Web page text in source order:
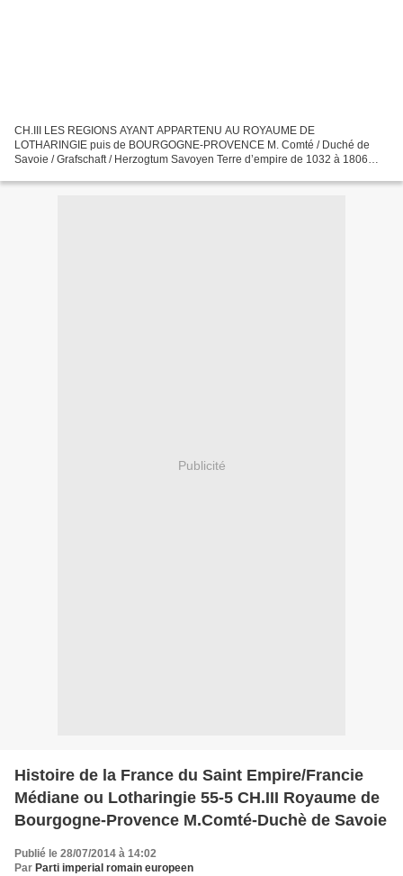
CH.III LES REGIONS AYANT APPARTENU AU ROYAUME DE
LOTHARINGIE puis de BOURGOGNE-PROVENCE M. Comté / Duché de
Savoie / Grafschaft / Herzogtum Savoyen Terre d’empire de 1032 à 1806
Publicité
Histoire de la France du Saint Empire/Francie
Médiane ou Lotharingie 55-5 CH.III Royaume de
Bourgogne-Provence M.Comté-Duchè de Savoie
Publié le 28/07/2014 à 14:02
Par Parti imperial romain europeen